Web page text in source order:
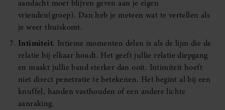
aandacht moet blijven geven aan je eigen
vrienden(groep). Dan heb je meteen wat te vertellen als
je weer thuiskomt.
Intimiteit. Intieme momenten delen is als de lijm die de
relatie bij elkaar houdt. Het geeft jullie relatie diepgang
en maakt jullie band sterker dan ooit. Intimiteit hoeft
niet direct penetratie te betekenen. Het begint al bij een
knuffel, handen vasthouden of een andere lichte
aanraking.